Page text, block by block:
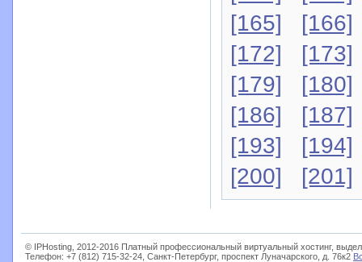
[165]
[166]
[172]
[173]
[179]
[180]
[186]
[187]
[193]
[194]
[200]
[201]
© IPHosting, 2012-2016 Платный профессиональный виртуальный хостинг,
Телефон: +7 (812) 715-32-24, Санкт-Петербург, проспект Луначарского, д. 76к2